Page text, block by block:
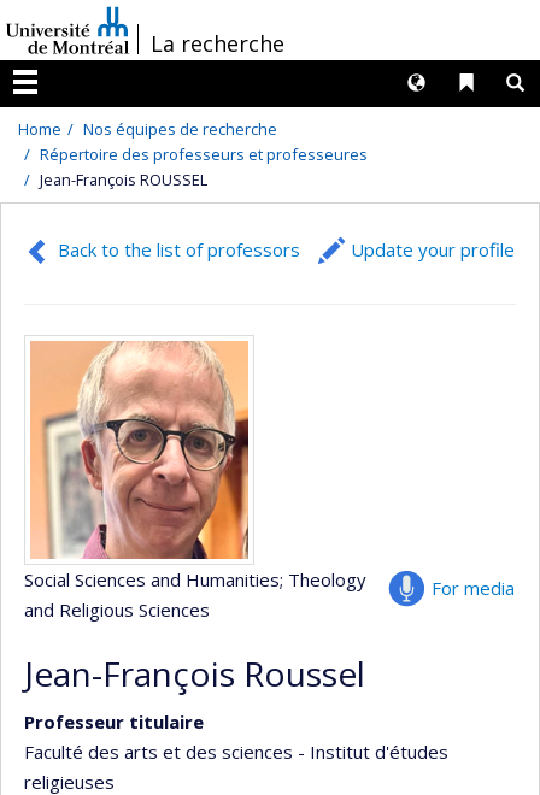
au
contenu
/La recherche
Menu
Liens
Langues
Home
Nos équipes de recherche
Répertoire des professeurs et professeures
Jean-François ROUSSEL
Back to the list of professors Update your profile
For media
Social Sciences and Humanities; Theology
and Religious Sciences
Jean-François Roussel
Professeur titulaire
Faculté des arts et des sciences - Institut d'études
religieuses